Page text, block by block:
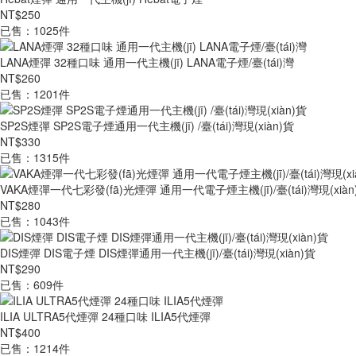
NT$250
已售：1025件
LANA煙彈 32種口味 通用一代主機(jī) LANA電子煙/臺(tái)灣
NT$260
已售：1201件
SP2S煙彈 SP2S電子煙通用一代主機(jī) /臺(tái)灣現(xiàn)貨
NT$330
已售：1315件
VAKA煙彈一代七彩發(fā)光煙彈 通用一代電子煙主機(jī)/臺(tái)灣現
NT$280
已售：1043件
DIS煙彈 DIS電子煙 DIS煙彈通用一代主機(jī)/臺(tái)灣現(xiàn)貨
NT$290
已售：609件
ILIA ULTRA5代煙彈 24種口味 ILIA5代煙彈
NT$400
已售：1214件